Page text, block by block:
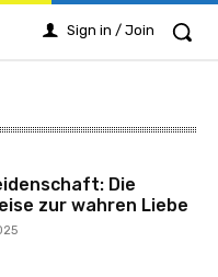
Sign in / Join
Die
zur wahren Liebe